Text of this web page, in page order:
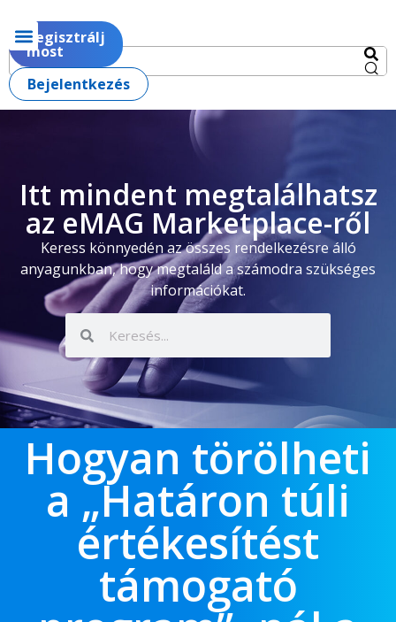
Regisztrálj
most
Bejelentkezés
Itt mindent megtalálhatsz
az eMAG Marketplace-ről
Keress könnyedén az összes rendelkezésre álló
anyagunkban, hogy megtaláld a számodra szükséges
információkat.
Hogyan törölheti
a „Határon túli
értékesítést
támogató